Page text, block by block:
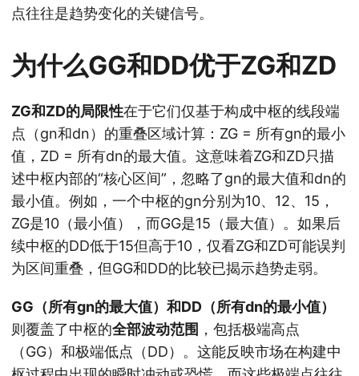
点往往是趋势变化的关键信号。
为什么GG和DD优于ZG和ZD
ZG和ZD的局限性在于它们仅基于构成中枢的线段端
点（gn和dn）的重叠区域计算：ZG = 所有gn的最小
值，ZD = 所有dn的最大值。这意味着ZG和ZD只描
述中枢内部的“核心区间”，忽略了gn的最大值和dn的
最小值。例如，一个中枢的gn分别为10、12、15，
ZG是10（最小值），而GG是15（最大值）。如果后
续中枢的DD低于15但高于10，仅看ZG和ZD可能误判
为区间重叠，但GG和DD的比较已揭示趋势走弱。
GG（所有gn的最大值）和DD（所有dn的最小值）
则覆盖了中枢的全部波动范围 ，包括极端高点
（GG）和极端低点（DD）。这能反映市场在构建中